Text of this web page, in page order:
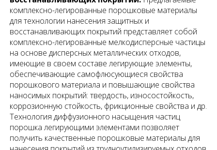
комплексно-легированные порошковые материалы
для технологии нанесения защитных и
восстанавливающих покрытий представляет собой
комплексно-легированные мелкодисперсные частицы
на основе дисперсных металлических отходов,
имеющие в своем составе легирующие элементы,
обеспечивающие самофлюсующиеся свойства
порошкового материала и повышающие свойства
наносимых покрытий: твердость, износостойкость,
коррозионную стойкость, фрикционные свойства и др.
Технология диффузионного насыщения частиц
порошка легирующими элементами позволяет
получить качественные порошковые материалы для